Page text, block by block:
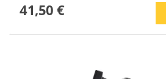
41,50 €